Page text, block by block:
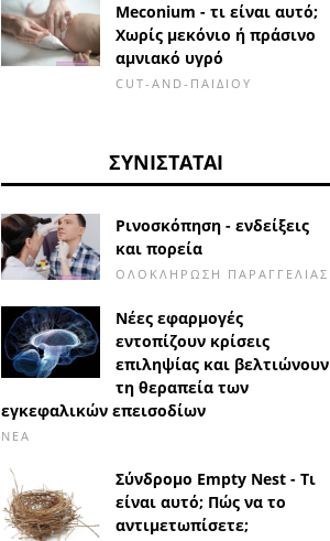
Meconium - τι είναι αυτό;
Χωρίς μεκόνιο ή πράσινο
αμνιακό υγρό
CUT-AND-ΠΑΙΔΙΟΎ
ΣΥΝΙΣΤΆΤΑΙ
Ρινοσκόπηση - ενδείξεις
και πορεία
ΟΛΟΚΛΉΡΩΣΗ ΠΑΡΑΓΓΕΛΊΑΣ
Νέες εφαρμογές
εντοπίζουν κρίσεις
επιληψίας και βελτιώνουν
τη θεραπεία των
εγκεφαλικών επεισοδίων
ΝΈΑ
Σύνδρομο Empty Nest - Τι
είναι αυτό; Πώς να το
αντιμετωπίσετε;